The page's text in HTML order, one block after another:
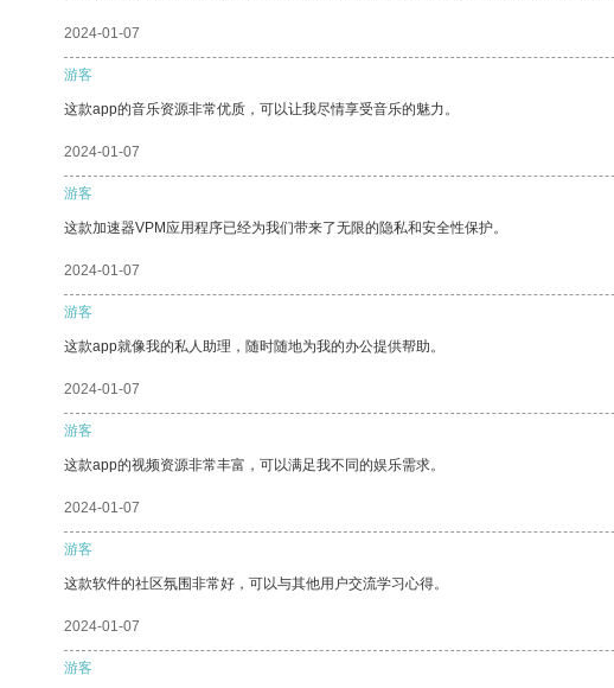
2024-01-07
游客
这款app的音乐资源非常优质，可以让我尽情享受音乐的魅力。
2024-01-07
游客
这款加速器VPM应用程序已经为我们带来了无限的隐私和安全性保护。
2024-01-07
游客
这款app就像我的私人助理，随时随地为我的办公提供帮助。
2024-01-07
游客
这款app的视频资源非常丰富，可以满足我不同的娱乐需求。
2024-01-07
游客
这款软件的社区氛围非常好，可以与其他用户交流学习心得。
2024-01-07
游客